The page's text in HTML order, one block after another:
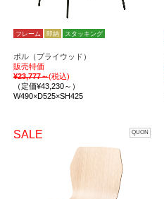
フレーム 即納 スタッキング
ポル（プライウッド）
販売特価
¥23,777～(税込)
（定価¥43,230～）
W490×D525×SH425
SALE QUON